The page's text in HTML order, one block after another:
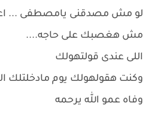
لو مش مصدقنى يامصطفى ...
مش هغصبك على حاجه....
اللى عندى قولتهولك
وكنت هقولهولك يوم مادخلتلك
وفاه عمو الله يرحمه